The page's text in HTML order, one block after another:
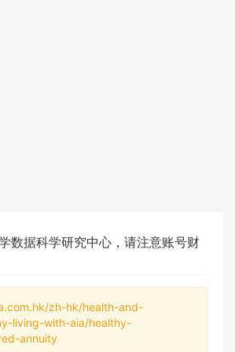
数据科学研究中心，请注意账号财
zh-hk/health-and-
living-with-aia/healthy-
annuity